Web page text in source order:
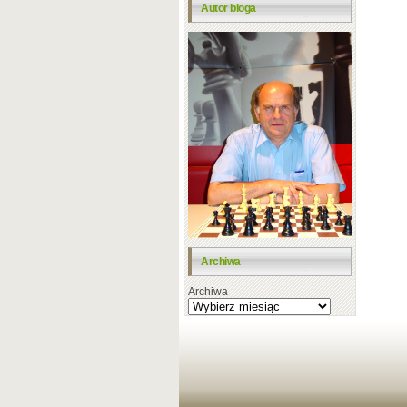
Autor bloga
Archiwa
Archiwa